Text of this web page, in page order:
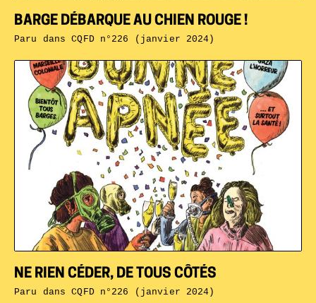
NE RIEN CÉDER, DE TOUS CÔTÉS
Paru dansCQFD n°226 (janvier 2024)
BARGE DÉBARQUE AU CHIEN ROUGE !
Paru dansCQFD n°226 (janvier 2024)